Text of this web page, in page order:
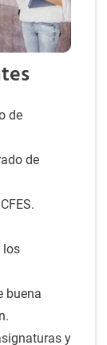
de
de
los
buena
y